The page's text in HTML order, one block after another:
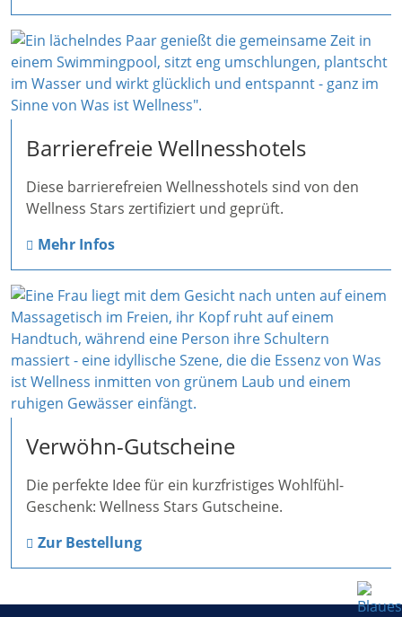
Barrierefreie Wellnesshotels
Diese barrierefreien Wellnesshotels sind von den
Wellness Stars zertifiziert und geprüft.
Mehr Infos
Verwöhn-Gutscheine
Die perfekte Idee für ein kurzfristiges Wohlfühl-
Geschenk: Wellness Stars Gutscheine.
Zur Bestellung